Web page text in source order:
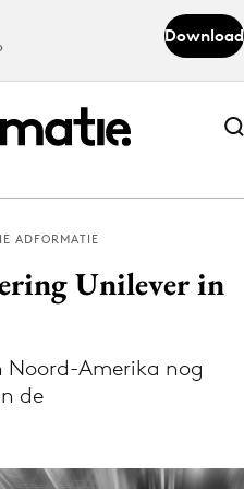
Download
Abonneer nu
Abonneer nu
via de Adformatie
app
ADFORMATIE
Unilever in
Noord-Amerika nog
de